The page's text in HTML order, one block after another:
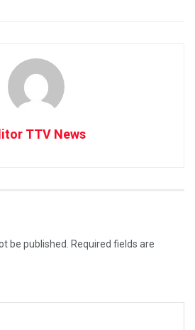
TTV News
be published. Required fields are